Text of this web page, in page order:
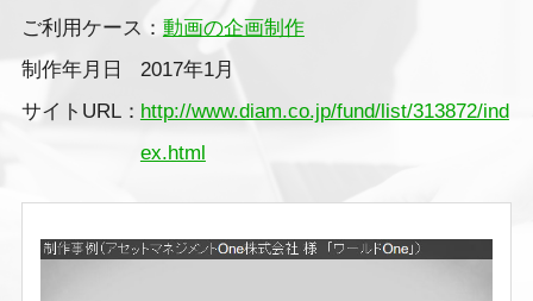
ご利用ケース： 動画の企画制作
制作年月日
2017年1月
サイトURL： http://www.diam.co.jp/fund/list/313872/ind
ex.html